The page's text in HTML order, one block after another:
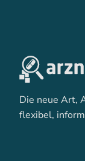
Die neue Art,
flexibel,